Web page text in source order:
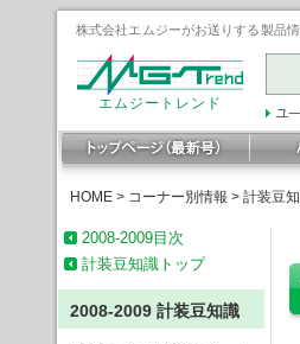
株式会社エムジーがお送りする製品
エムジートレンド
HOME > コーナー別情報 > 計装豆
2008-2009目次
計装豆知識トップ
2008-2009 計装豆知識